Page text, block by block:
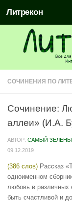
Литрекон
СОЧИНЕНИЯ ПО
Сочинение:
аллеи» (И.А.
АВТОР: САМЫЙ
09.12.2019
(386 слов) Рассказ
одноименном
любовь в различных
быть счастливой и